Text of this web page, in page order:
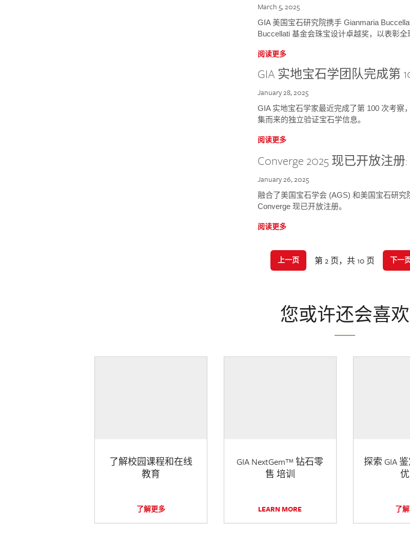
March 5, 2025
GIA 美国宝石研究院携手 Gianmaria
Buccellati 基金会珠宝设计卓越奖，以表彰全
阅读更多
GIA 实地宝石学团队完成第
January 28, 2025
GIA 实地宝石学家最近完成了第 100 次考察
集而来的独立验证宝石学信息。
阅读更多
Converge 2025 现已开放注
January 26, 2025
融合了美国宝石学会 (AGS) 和美国宝石研
Converge 现已开放注册。
阅读更多
上一页 第 2 页，共 10 页 下一
您或许还会喜欢
了解校园课程和在线
教育
了解更多
GIA NextGem™ 钻石零
售 培训
LEARN MORE
探索 GIA
了